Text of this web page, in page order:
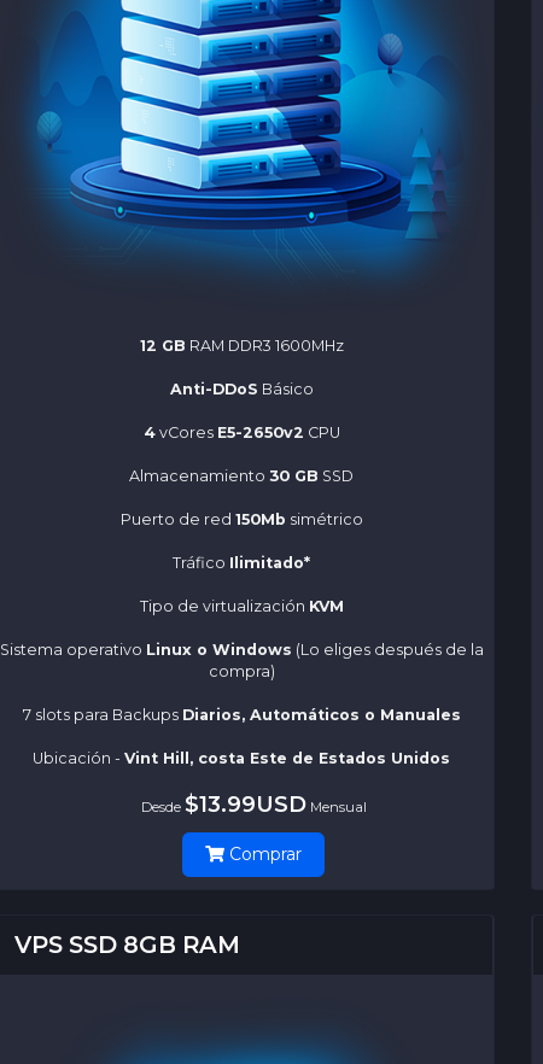
12 GB RAM DDR3 1600MHz
Anti-DDoS Básico
4vCores E5-2650v2 CPU
Almacenamiento 30 GB SSD
Puerto de red 150Mb simétrico
Tráfico Ilimitado*
Tipo de virtualización KVM
Sistema operativo Linux o Windows (Lo eliges después de la
compra)
7 slots para Backups Diarios, Automáticos o Manuales
Ubicación - Vint Hill, costa Este de Estados Unidos
Desde $13.99USDMensual
Comprar
VPS SSD 8GB RAM